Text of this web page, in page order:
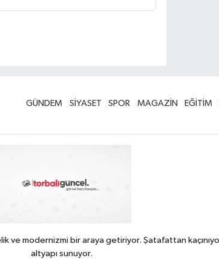
GÜNDEM SİYASET SPOR MAGAZİN EĞİTİM
ve modernizmi bir araya getiriyor. Şatafattan
altyapı sunuyor.